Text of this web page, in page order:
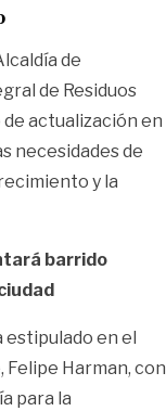
de
de Residuos
actualización en
necesidades de
y la
barrido
estipulado en el
Felipe Harman, con
para la